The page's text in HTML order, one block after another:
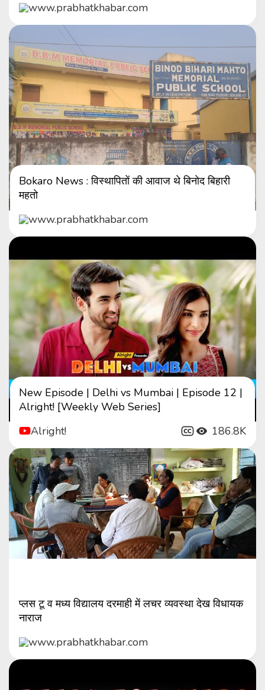
www.prabhatkhabar.com
Bokaro News : विस्थापितों की आवाज थे बिनोद बिहारी
महतो
www.prabhatkhabar.com
New Episode | Delhi vs Mumbai | Episode 12 |
Alright! [Weekly Web Series]
Alright!
186.8K
प्लस टू व मध्य विद्यालय दरमाही में लचर व्यवस्था देख विधायक
नाराज
www.prabhatkhabar.com